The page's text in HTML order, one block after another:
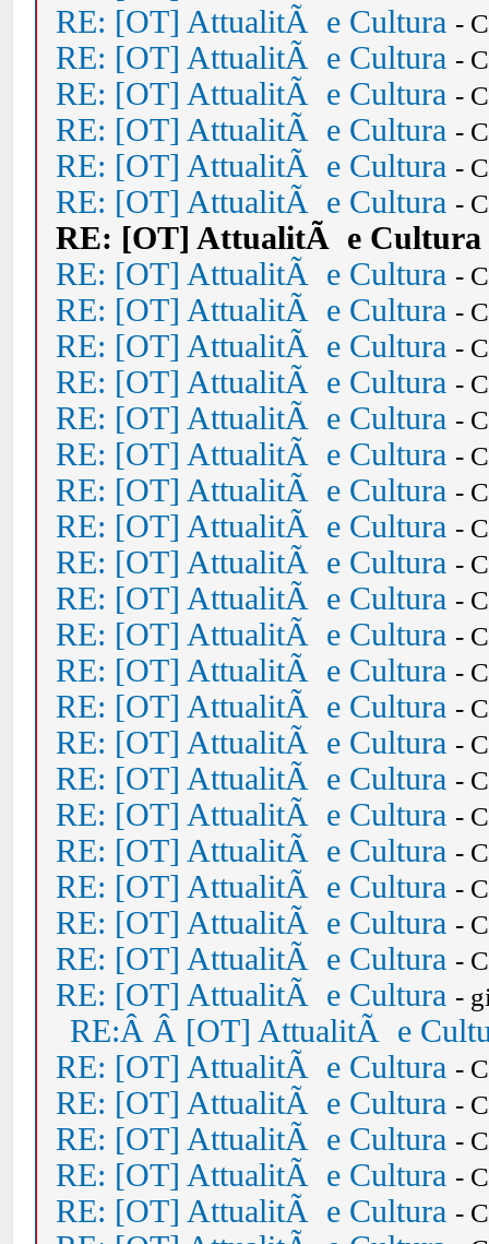
RE: [OT] AttualitÃ e Cultura -
RE: [OT] AttualitÃ e Cultura -
RE: [OT] AttualitÃ e Cultura -
RE: [OT] AttualitÃ e Cultura -
RE: [OT] AttualitÃ e Cultura -
RE: [OT] AttualitÃ e Cultura -
RE: [OT] AttualitÃ e Cultura
RE: [OT] AttualitÃ e Cultura -
RE: [OT] AttualitÃ e Cultura -
RE: [OT] AttualitÃ e Cultura -
RE: [OT] AttualitÃ e Cultura -
RE: [OT] AttualitÃ e Cultura -
RE: [OT] AttualitÃ e Cultura -
RE: [OT] AttualitÃ e Cultura -
RE: [OT] AttualitÃ e Cultura -
RE: [OT] AttualitÃ e Cultura -
RE: [OT] AttualitÃ e Cultura -
RE: [OT] AttualitÃ e Cultura -
RE: [OT] AttualitÃ e Cultura -
RE: [OT] AttualitÃ e Cultura -
RE: [OT] AttualitÃ e Cultura -
RE: [OT] AttualitÃ e Cultura -
RE: [OT] AttualitÃ e Cultura -
RE: [OT] AttualitÃ e Cultura -
RE: [OT] AttualitÃ e Cultura -
RE: [OT] AttualitÃ e Cultura -
RE: [OT] AttualitÃ e Cultura -
RE: [OT] AttualitÃ e Cultura -
RE:Â Â [OT] AttualitÃ e
RE: [OT] AttualitÃ e Cultura -
RE: [OT] AttualitÃ e Cultura -
RE: [OT] AttualitÃ e Cultura -
RE: [OT] AttualitÃ e Cultura -
RE: [OT] AttualitÃ e Cultura -